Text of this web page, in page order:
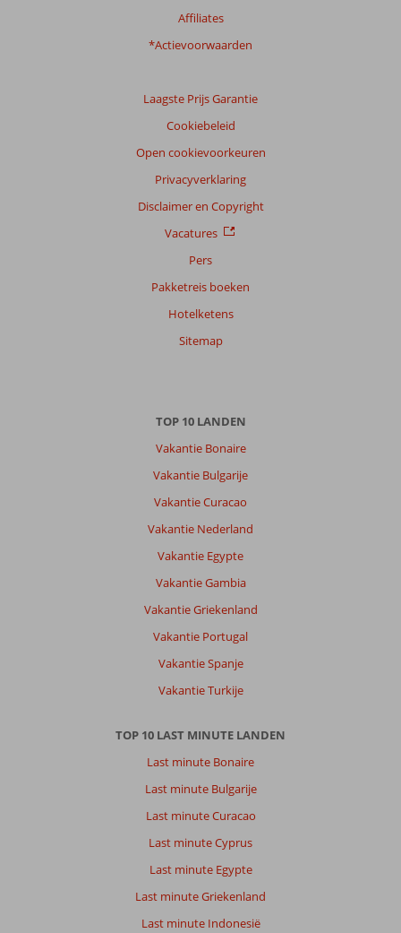
Affiliates
*Actievoorwaarden
Laagste Prijs Garantie
Cookiebeleid
Open cookievoorkeuren
Privacyverklaring
Disclaimer en Copyright
Vacatures
Pers
Pakketreis boeken
Hotelketens
Sitemap
TOP 10 LANDEN
Vakantie Bonaire
Vakantie Bulgarije
Vakantie Curacao
Vakantie Nederland
Vakantie Egypte
Vakantie Gambia
Vakantie Griekenland
Vakantie Portugal
Vakantie Spanje
Vakantie Turkije
TOP 10 LAST MINUTE LANDEN
Last minute Bonaire
Last minute Bulgarije
Last minute Curacao
Last minute Cyprus
Last minute Egypte
Last minute Griekenland
Last minute Indonesië